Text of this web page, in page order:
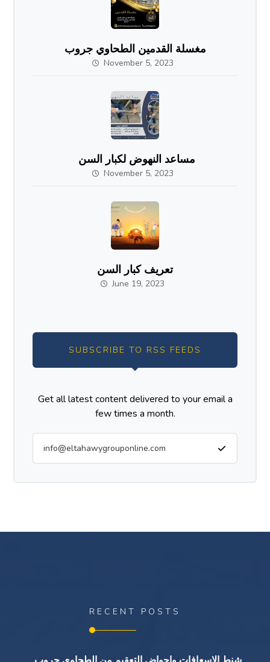
مغسلة القدمين الطحاوي جروب
November 5, 2023
مساعد النهوض لكبار السن
November 5, 2023
تعريف كبار السن
June 19, 2023
SUBSCRIBE TO RSS FEEDS
Get all latest content delivered to your email a
few times a month.
RECENT POSTS